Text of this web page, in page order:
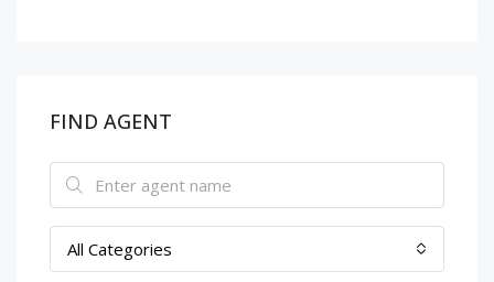
FIND AGENT
All Categories